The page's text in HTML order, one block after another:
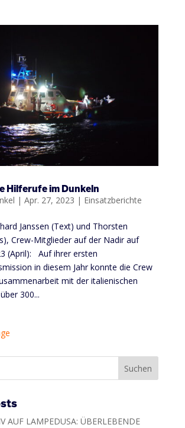
Hilferufe im Dunkeln
| Apr. 27, 2023 | Einsatzberichte
Janssen (Text) und Thorsten
Crew-Mitglieder auf der Nadir auf
(April): Auf ihrer ersten
in diesem Jahr konnte die Crew
mit der italienischen
300...
AUF LAMPEDUSA: ÜBERLEBENDE